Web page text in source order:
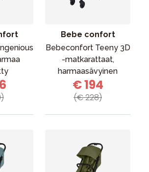
Bebe confort
Bebeconfort Teeny 3D
-matkarattaat,
harmaasävyinen
€ 194
(€ 228)